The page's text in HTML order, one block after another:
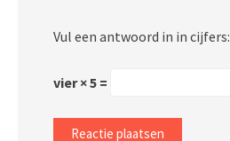
Vul een antwoord in in cijfers:
vier × 5 =